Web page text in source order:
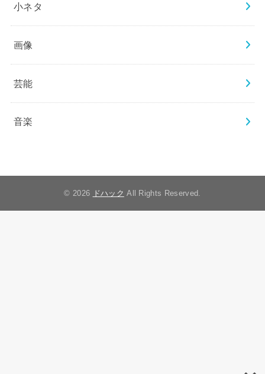
小ネタ
画像
芸能
音楽
© 2026 ドハック All Rights Reserved.